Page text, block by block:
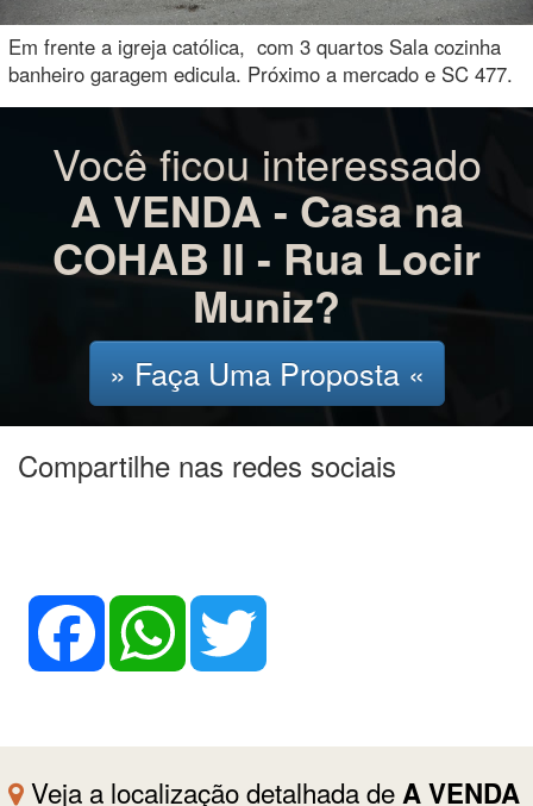
Em frente a igreja católica, com 3 quartos Sala cozinha
banheiro garagem edicula. Próximo a mercado e SC 477.
Você ficou interessado
A VENDA - Casa na
COHAB II - Rua Locir
Muniz?
» Faça Uma Proposta «
Compartilhe nas redes sociais
Facebook WhatsApp
Veja a localização detalhada deA VENDA